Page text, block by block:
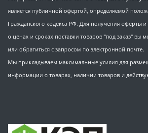
является публичной офертой, определяемой
Гражданского кодекса РФ. Для получения оферты
о ценах и сроках поставки товаров "под заказ" вы
или обратиться с запросом по электронной почте.
Мы прикладываем максимальные усилия для
информации о товарах, наличии товаров и